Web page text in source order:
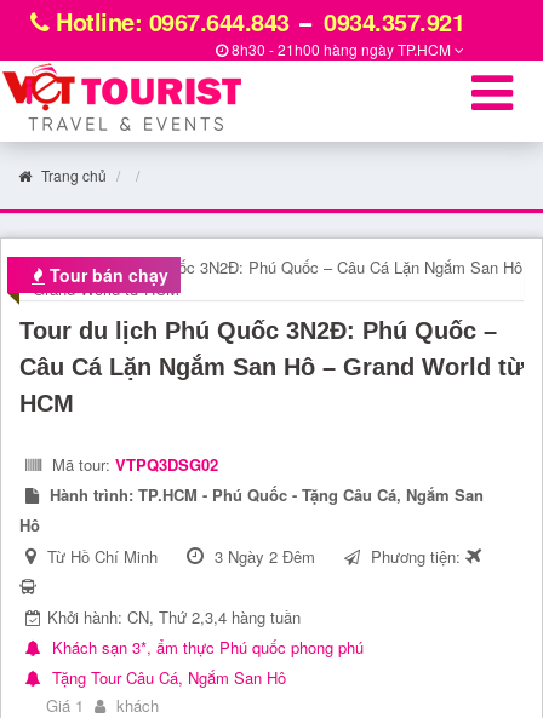
Hotline: 0967.644.843 0934.357.921
8h30 - 21h00 hàng ngàyTP.HCM
Trang chủ
Tour bán chạy
Tour du lịch Phú Quốc 3N2Đ: Phú Quốc –
Câu Cá Lặn Ngắm San Hô – Grand World từ
HCM
Mã tour: VTPQ3DSG02
Hành trình: TP.HCM - Phú Quốc - Tặng Câu Cá, Ngắm San
Hô
Từ Hồ Chí Minh
3 Ngày 2 Đêm Phương tiện:
Khởi hành: CN, Thứ 2,3,4 hàng tuần
Khách sạn 3*, ẩm thực Phú quốc phong phú
Tặng Tour Câu Cá, Ngắm San Hô
Giá 1
khách